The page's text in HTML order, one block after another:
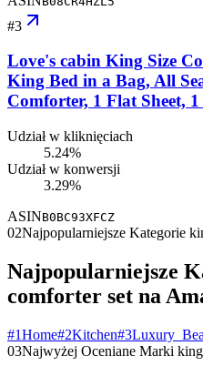
#3
Love's cabin King Size
King Bed in a Bag, All
Comforter, 1 Flat Sheet,
Udział w kliknięciach
5.24%
Udział w konwersji
3.29%
ASINB0BC93XFCZ
02Najpopularniejsze Kategorie
Najpopularniejsze
comforter set na
#1Home#2Kitchen#3
03Najwyżej Oceniane Marki